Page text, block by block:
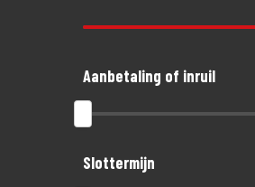
Aanbetaling of inruil
Slottermijn